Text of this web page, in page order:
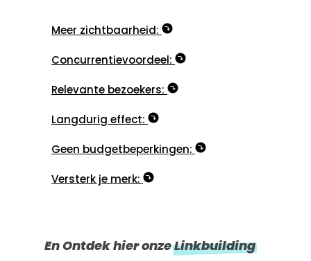
Meer zichtbaarheid:
Concurrentievoordeel:
Relevante bezoekers:
Langdurig effect:
Geen budgetbeperkingen:
Versterk je merk:
En Ontdek hier onzeLinkbuilding